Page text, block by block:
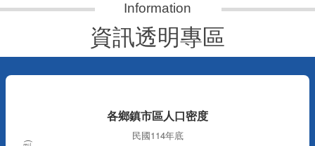
資訊透明專區